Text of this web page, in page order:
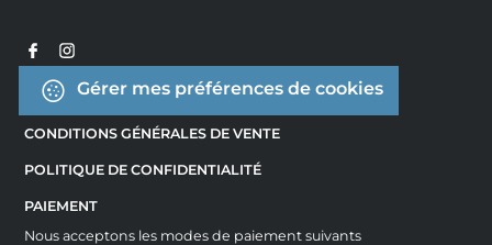
Gérer mes préférences de cookies
CONDITIONS GÉNÉRALES DE VENTE
POLITIQUE DE CONFIDENTIALITÉ
PAIEMENT
Nous acceptons les modes de paiement suivants